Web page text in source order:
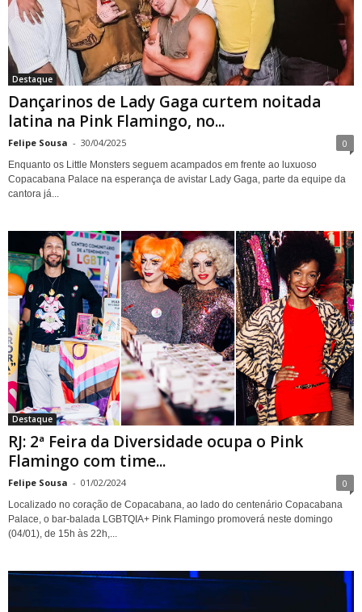
Destaque
Dançarinos de Lady Gaga curtem noitada
latina na Pink Flamingo, no...
Felipe Sousa - 30/04/2025 0
Enquanto os Little Monsters seguem acampados em frente ao luxuoso
Copacabana Palace na esperança de avistar Lady Gaga, parte da equipe da
cantora já...
Destaque
RJ: 2ª Feira da Diversidade ocupa o Pink
Flamingo com time...
Felipe Sousa - 01/02/2024 0
Localizado no coração de Copacabana, ao lado do centenário Copacabana
Palace, o bar-balada LGBTQIA+ Pink Flamingo promoverá neste domingo
(04/01), de 15h às 22h,...